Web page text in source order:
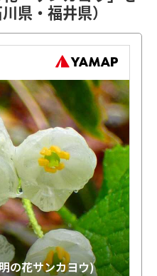
県・福井県）